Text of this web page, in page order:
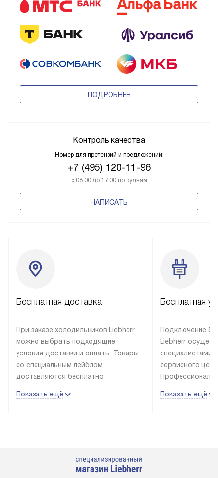
ПОДРОБНЕЕ
Контроль качества
Номер для претензий и предложений:
+7 (495) 120-11-96
с 08:00 до 17:00 по будням
НАПИСАТЬ
Бесплатная доставка
При заказе холодильников Liebherr
можно выбрать подходящие
условия доставки и оплаты. Товары
со специальным лейблом
доставляются бесплатно
до подъезда, выезд за МКАД
в Санкт-Петербург и другие
регионы осуществляется через
Показать ещё
Бесплатная
Подключение
Liebherr
специалистами
сервисного
эксплуатации
Показать ещё